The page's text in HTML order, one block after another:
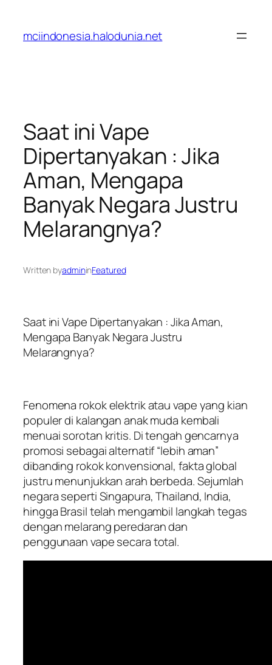
konten
mciindonesia.halodunia.net
Saat ini Vape
Dipertanyakan : Jika
Aman, Mengapa
Banyak Negara Justru
Melarangnya?
Written byadmininFeatured
Saat ini Vape Dipertanyakan : Jika Aman,
Mengapa Banyak Negara Justru
Melarangnya?
Fenomena rokok elektrik atau vape yang kian
populer di kalangan anak muda kembali
menuai sorotan kritis. Di tengah gencarnya
promosi sebagai alternatif “lebih aman”
dibanding rokok konvensional, fakta global
justru menunjukkan arah berbeda. Sejumlah
negara seperti Singapura, Thailand, India,
hingga Brasil telah mengambil langkah tegas
dengan melarang peredaran dan
penggunaan vape secara total.